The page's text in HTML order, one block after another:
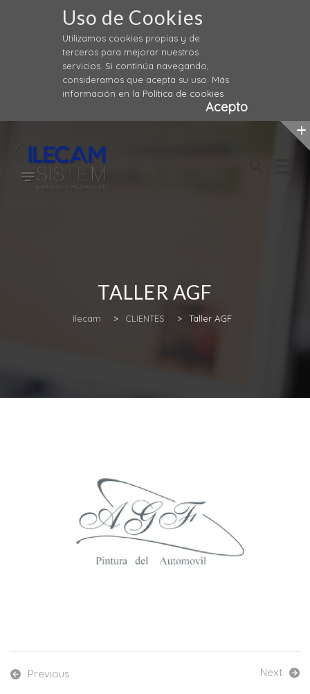
Uso de Cookies
Utilizamos cookies propias y de
terceros para mejorar nuestros
servicios. Si continúa navegando,
consideramos que acepta su uso. Más
información en la Política de cookies
Acepto
TALLER AGF
Ilecam > CLIENTES > Taller AGF
Previous Next